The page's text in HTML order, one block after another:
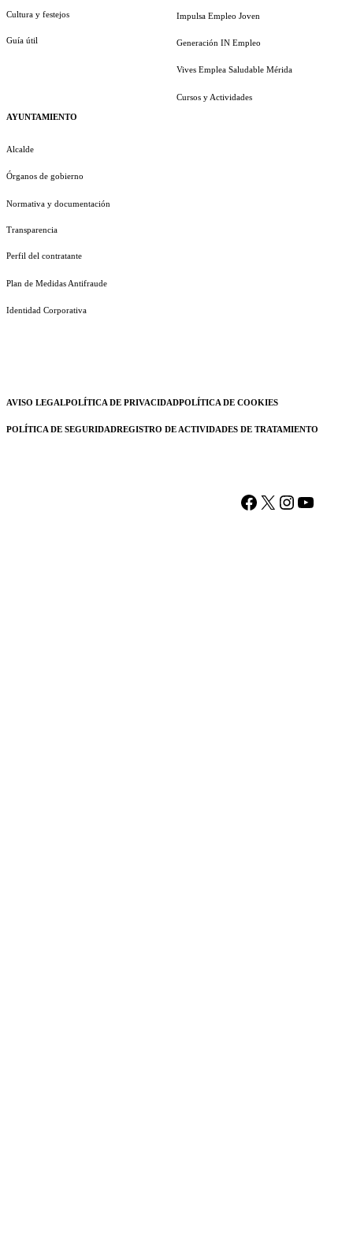
Cultura y festejos
Guía útil
AYUNTAMIENTO
Alcalde
Órganos de gobierno
Normativa y documentación
Transparencia
Perfil del contratante
Plan de Medidas Antifraude
Identidad Corporativa
Impulsa Empleo Joven
Generación IN Empleo
Vives Emplea Saludable Mérida
Cursos y Actividades
AVISO LEGALPOLÍTICA DE PRIVACIDADPOLÍTICA DE COOKIES
POLÍTICA DE SEGURIDADREGISTRO DE ACTIVIDADES DE TRATAMIENTO
Facebook
X Instagram